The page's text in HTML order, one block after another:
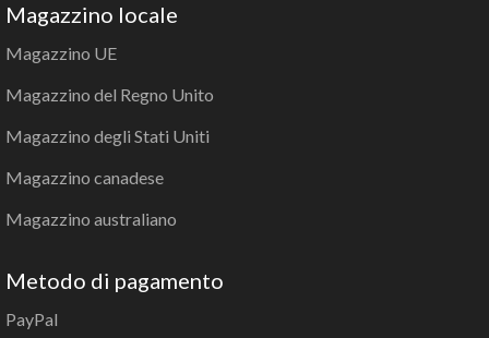
Magazzino locale
Magazzino UE
Magazzino del Regno Unito
Magazzino degli Stati Uniti
Magazzino canadese
Magazzino australiano
Metodo di pagamento
PayPal